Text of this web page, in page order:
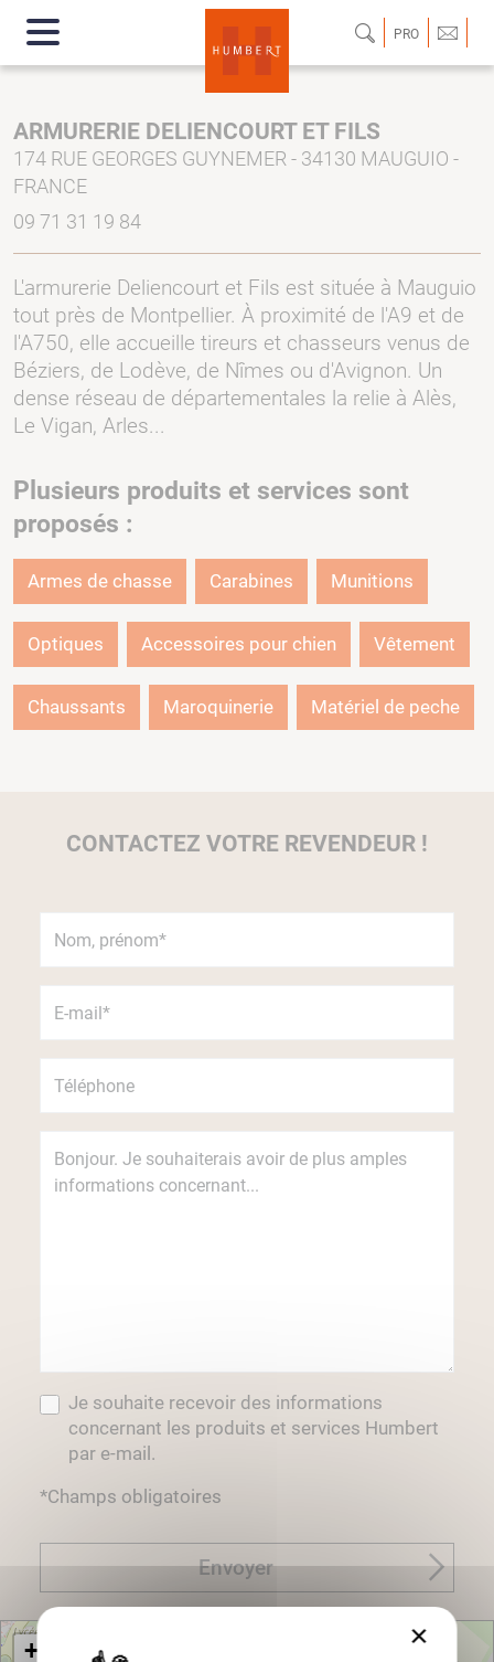
PRO
ARMURERIE DELIENCOURT ET FILS
174 RUE GEORGES GUYNEMER - 34130 MAUGUIO -
FRANCE
09 71 31 19 84
L'armurerie Deliencourt et Fils est située à Mauguio
tout près de Montpellier. À proximité de l'A9 et de
l'A750, elle accueille tireurs et chasseurs venus de
Béziers, de Lodève, de Nîmes ou d'Avignon. Un
dense réseau de départementales la relie à Alès,
Le Vigan, Arles...
Plusieurs produits et services sont
proposés :
Armes de chasse Carabines Munitions
Optiques Accessoires pour chien Vêtement
Chaussants Maroquinerie Matériel de peche
CONTACTEZ VOTRE REVENDEUR !
Je souhaite recevoir des informations
concernant les produits et services Humbert
par e-mail.
*Champs obligatoires
Envoyer
+
×